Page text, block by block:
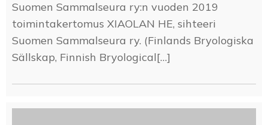
Suomen Sammalseura ry:n vuoden 2019
toimintakertomus XIAOLAN HE, sihteeri
Suomen Sammalseura ry. (Finlands Bryologiska
Sällskap, Finnish Bryological[…]